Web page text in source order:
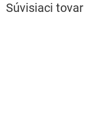
Súvisiaci tovar